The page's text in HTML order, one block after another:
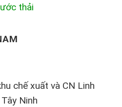
thải
chế xuất và CN Linh
Ninh